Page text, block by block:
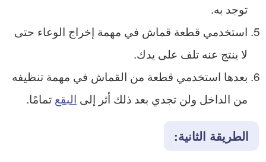
توجد به.
استخدمي قطعة قماش في مهمة إخراج الوعاء حتى
لا ينتج عنه تلف على يدك.
بعدها استخدمي قطعة من القماش في مهمة تنظيفه
من الداخل ولن تجدي بعد ذلك أثر إلى البقع تمامًا.
الطريقة الثانية: